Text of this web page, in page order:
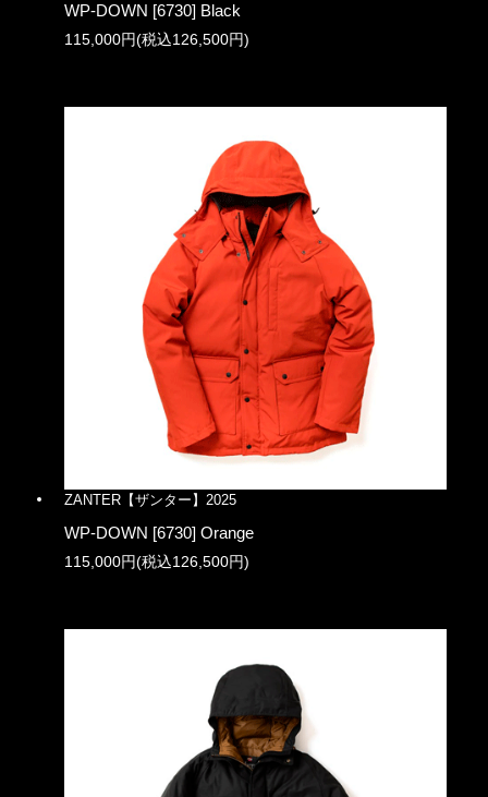
WP-DOWN [6730] Black
115,000円(税込126,500円)
ZANTER【ザンター】2025
WP-DOWN [6730] Orange
115,000円(税込126,500円)